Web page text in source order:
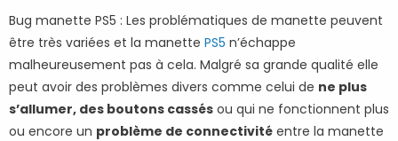
Bug manette PS5 : Les problématiques de manette peuvent
être très variées et la manette PS5 n’échappe
malheureusement pas à cela. Malgré sa grande qualité elle
peut avoir des problèmes divers comme celui de ne plus
s’allumer, des boutons cassés ou qui ne fonctionnent plus
ou encore un problème de connectivité entre la manette